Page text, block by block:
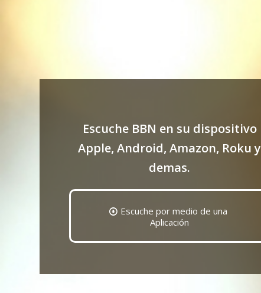
Escuche BBN en su dispositivo
Apple, Android, Amazon, Roku y
demas.
Escuche por medio de una
Aplicación